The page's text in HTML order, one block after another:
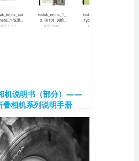
机说明书（部分）——
相机系列说明手册